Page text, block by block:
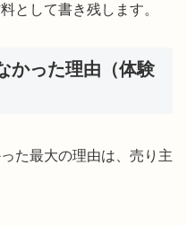
として書き残します。
かった理由（体験
た最大の理由は、売り主